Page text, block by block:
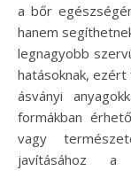
a bőr
hanem
legnagyobb
hatásoknak,
ásványi
formákban
vagy
javításához a